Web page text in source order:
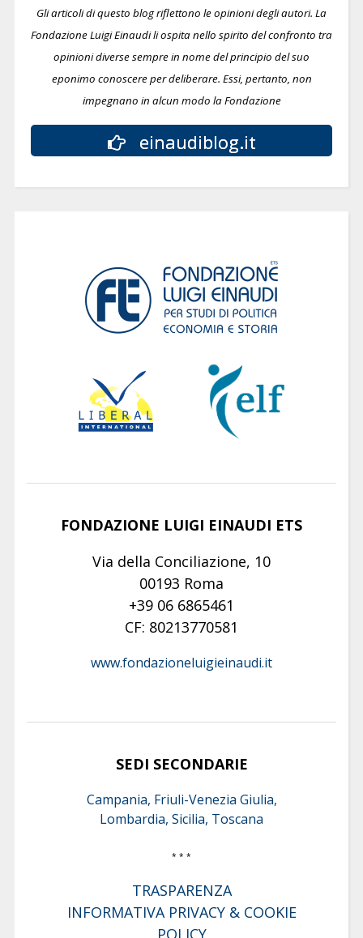
Gli articoli di questo blog riflettono le opinioni degli autori. La
Fondazione Luigi Einaudi li ospita nello spirito del confronto tra
opinioni diverse sempre in nome del principio del suo
eponimo conoscere per deliberare. Essi, pertanto, non
impegnano in alcun modo la Fondazione
einaudiblog.it
FONDAZIONE LUIGI EINAUDI ETS
Via della Conciliazione, 10
00193 Roma
+39 06 6865461
CF: 80213770581
www.fondazioneluigieinaudi.it
SEDI SECONDARIE
Campania, Friuli-Venezia Giulia,
Lombardia, Sicilia, Toscana
* * *
TRASPARENZA
INFORMATIVA PRIVACY & COOKIE
POLICY